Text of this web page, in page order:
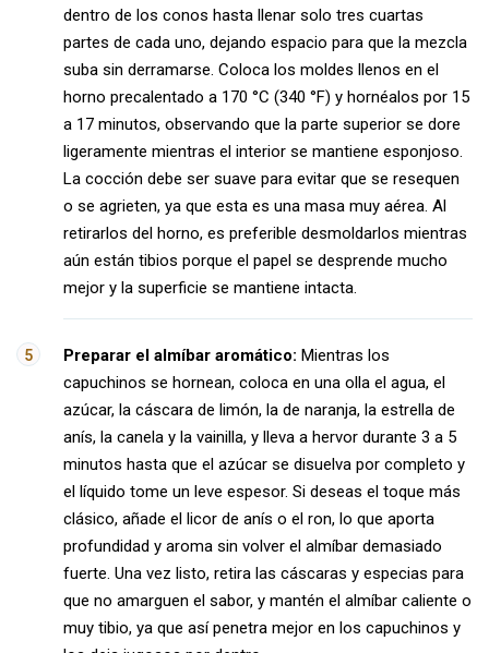
dentro de los conos hasta llenar solo tres cuartas
partes de cada uno, dejando espacio para que la mezcla
suba sin derramarse. Coloca los moldes llenos en el
horno precalentado a 170 °C (340 °F) y hornéalos por 15
a 17 minutos, observando que la parte superior se dore
ligeramente mientras el interior se mantiene esponjoso.
La cocción debe ser suave para evitar que se resequen
o se agrieten, ya que esta es una masa muy aérea. Al
retirarlos del horno, es preferible desmoldarlos mientras
aún están tibios porque el papel se desprende mucho
mejor y la superficie se mantiene intacta.
Preparar el almíbar aromático: Mientras los
capuchinos se hornean, coloca en una olla el agua, el
azúcar, la cáscara de limón, la de naranja, la estrella de
anís, la canela y la vainilla, y lleva a hervor durante 3 a 5
minutos hasta que el azúcar se disuelva por completo y
el líquido tome un leve espesor. Si deseas el toque más
clásico, añade el licor de anís o el ron, lo que aporta
profundidad y aroma sin volver el almíbar demasiado
fuerte. Una vez listo, retira las cáscaras y especias para
que no amarguen el sabor, y mantén el almíbar caliente o
muy tibio, ya que así penetra mejor en los capuchinos y